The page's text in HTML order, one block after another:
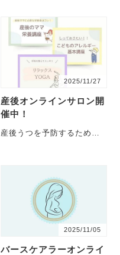
日に締め切ります。・・・
2025/11/27
産後オンラインサロン開
催中！
産後うつを予防するため
2025/11/05
バースケアラーオンライ